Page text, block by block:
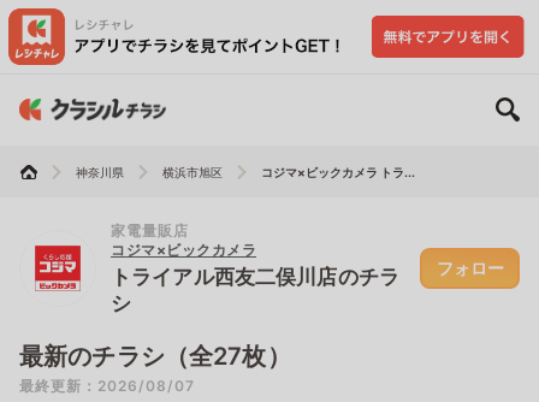
神奈川県 横浜市旭区 コジマ×ビックカメラ トラ...
家電量販店
コジマ×ビックカメラ
トライアル西友二俣川店のチラ
シ
フォロー
最新のチラシ（全27枚）
最終更新：2026/08/07